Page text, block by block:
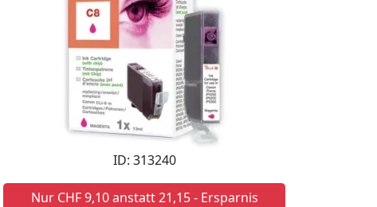
ID: 313240
Nur CHF 9,10 anstatt 21,15 - Ersparnis